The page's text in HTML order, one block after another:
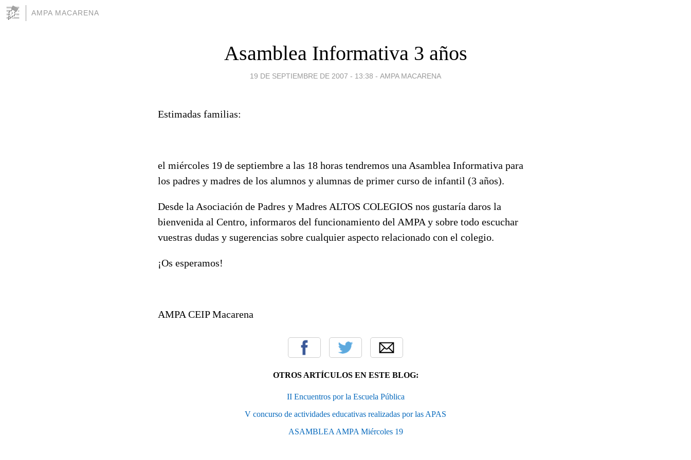
AMPA MACARENA
Asamblea Informativa 3 años
19 DE SEPTIEMBRE DE 2007 - 13:38 - AMPA MACARENA
Estimadas familias:
el miércoles 19 de septiembre a las 18 horas tendremos una Asamblea Informativa para
los padres y madres de los alumnos y alumnas de primer curso de infantil (3 años).
Desde la Asociación de Padres y Madres ALTOS COLEGIOS nos gustaría daros la
bienvenida al Centro, informaros del funcionamiento del AMPA y sobre todo escuchar
vuestras dudas y sugerencias sobre cualquier aspecto relacionado con el colegio.
¡Os esperamos!
AMPA CEIP Macarena
OTROS ARTÍCULOS EN ESTE BLOG:
II Encuentros por la Escuela Pública
V concurso de actividades educativas realizadas por las APAS
ASAMBLEA AMPA Miércoles 19